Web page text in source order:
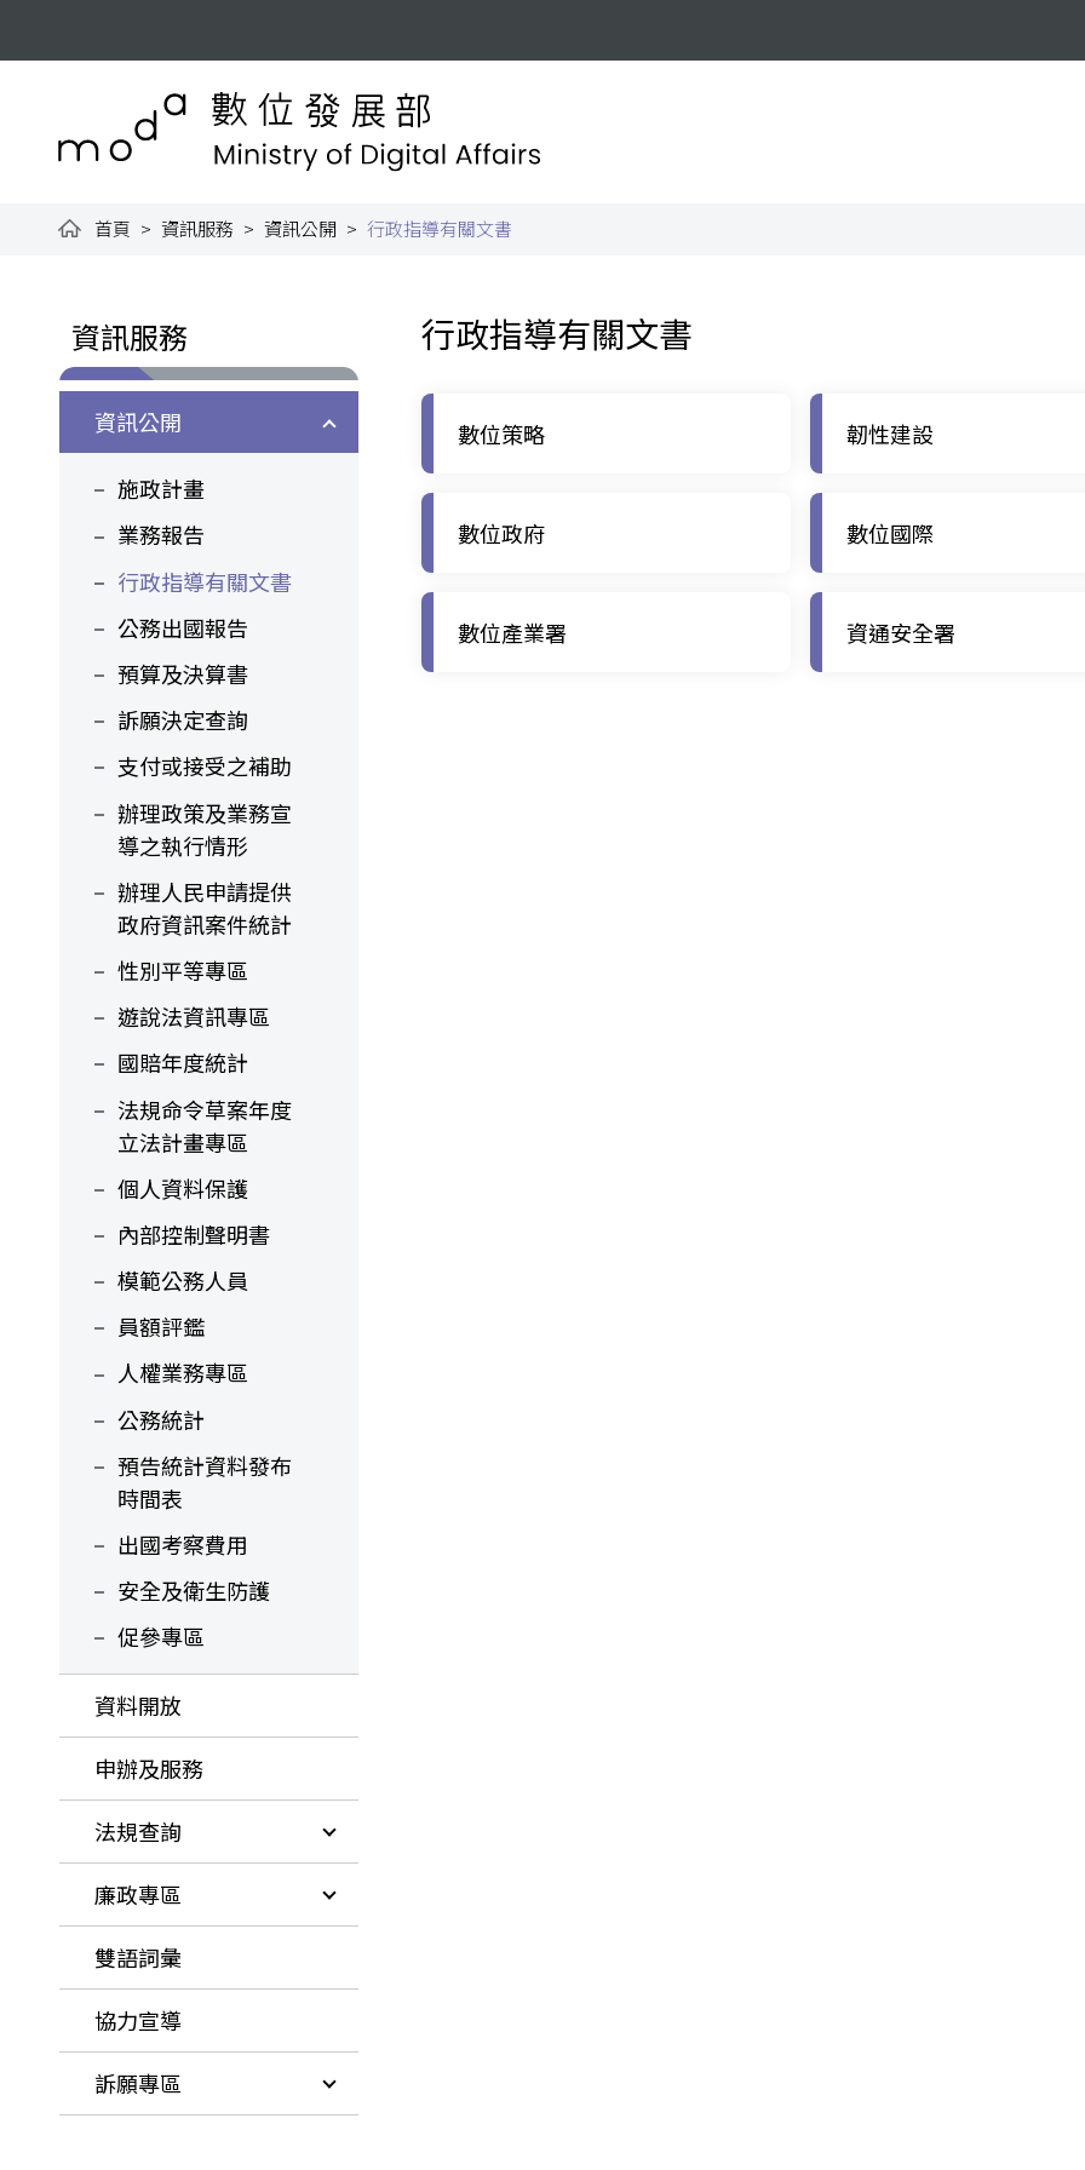
數位發展部全球資訊網
首頁 資訊服務 資訊公開 行政指導有關文書
資訊服務
資訊公開
施政計畫
業務報告
行政指導有關文書
公務出國報告
預算及決算書
訴願決定查詢
支付或接受之補助
辦理政策及業務宣
導之執行情形
辦理人民申請提供
政府資訊案件統計
性別平等專區
遊說法資訊專區
國賠年度統計
法規命令草案年度
立法計畫專區
個人資料保護
內部控制聲明書
模範公務人員
員額評鑑
人權業務專區
公務統計
預告統計資料發布
時間表
出國考察費用
安全及衛生防護
促參專區
資料開放
申辦及服務
法規查詢
廉政專區
雙語詞彙
協力宣導
訴願專區
行政指導有關文書
數位策略 韌性建設
數位政府 數位國際
數位產業署 資通安全署